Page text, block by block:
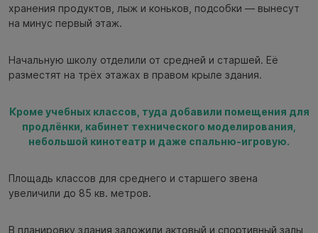
хранения продуктов, лыж и коньков, подсобки — вынесут
на минус первый этаж.
Начальную школу отделили от средней и старшей. Её
разместят на трёх этажах в правом крыле здания.
Кроме учебных классов, туда добавили помещения для
продлёнки, кабинет технического моделирования,
небольшой кинотеатр и даже спальню-игровую.
Площадь классов для среднего и старшего звена
увеличили до 85 кв. метров.
В планировку здания заложили актовый и спортивный залы,